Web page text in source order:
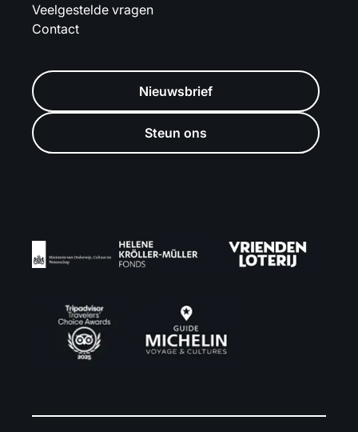
Veelgestelde vragen
Contact
Nieuwsbrief
Steun ons